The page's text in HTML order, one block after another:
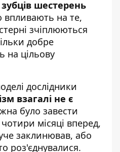
шестерень
впливають на те,
зчіплюються
добре
на цільову
дослідники
взагалі не є
було завести
місяці вперед,
заклинював, або
роз'єднувалися.